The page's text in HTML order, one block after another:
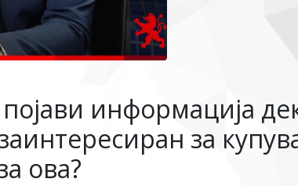
информација
за
ова?